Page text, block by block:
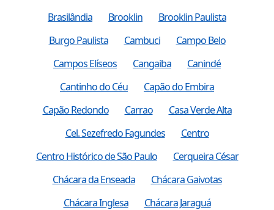
Brasilândia
Brooklin
Brooklin Paulista
Burgo Paulista
Cambuci
Campo Belo
Campos Elíseos
Cangaiba
Canindé
Cantinho do Céu
Capão do Embira
Capão Redondo
Carrao
Casa Verde Alta
Cel. Sezefredo Fagundes
Centro
Centro Histórico de São Paulo
Cerqueira César
Chácara da Enseada
Chácara Gaivotas
Chácara Inglesa
Chácara Jaraguá